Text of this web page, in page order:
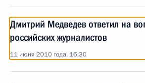
Дмитрий Медведев ответил на
российских журналистов
11 июня 2010 года, 16:30